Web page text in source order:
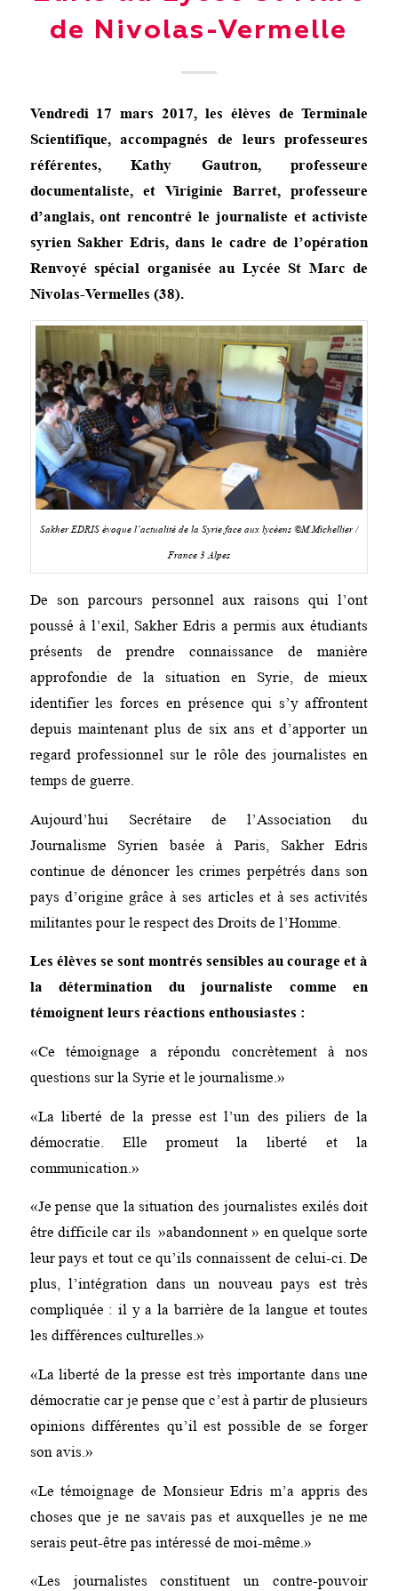
de Nivolas-Vermelle
Vendredi 17 mars 2017, les élèves de Terminale
Scientifique, accompagnés de leurs professeures
référentes, Kathy Gautron, professeure
documentaliste, et Viriginie Barret, professeure
d’anglais, ont rencontré le journaliste et activiste
syrien Sakher Edris, dans le cadre de l’opération
Renvoyé spécial organisée au Lycée St Marc de
Nivolas-Vermelles (38).
Sakher EDRIS évoque l’actualité de la Syrie face aux lycéens ©M.Michellier /
France 3 Alpes
De son parcours personnel aux raisons qui l’ont
poussé à l’exil, Sakher Edris a permis aux étudiants
présents de prendre connaissance de manière
approfondie de la situation en Syrie, de mieux
identifier les forces en présence qui s’y affrontent
depuis maintenant plus de six ans et d’apporter un
regard professionnel sur le rôle des journalistes en
temps de guerre.
Aujourd’hui Secrétaire de l’Association du
Journalisme Syrien basée à Paris, Sakher Edris
continue de dénoncer les crimes perpétrés dans son
pays d’origine grâce à ses articles et à ses activités
militantes pour le respect des Droits de l’Homme.
Les élèves se sont montrés sensibles au courage et à
la détermination du journaliste comme en
témoignent leurs réactions enthousiastes :
«Ce témoignage a répondu concrètement à nos
questions sur la Syrie et le journalisme.»
«La liberté de la presse est l’un des piliers de la
démocratie. Elle promeut la liberté et la
communication.»
«Je pense que la situation des journalistes exilés doit
être difficile car ils »abandonnent » en quelque sorte
leur pays et tout ce qu’ils connaissent de celui-ci. De
plus, l’intégration dans un nouveau pays est très
compliquée : il y a la barrière de la langue et toutes
les différences culturelles.»
«La liberté de la presse est très importante dans une
démocratie car je pense que c’est à partir de plusieurs
opinions différentes qu’il est possible de se forger
son avis.»
«Le témoignage de Monsieur Edris m’a appris des
choses que je ne savais pas et auxquelles je ne me
serais peut-être pas intéressé de moi-même.»
«Les journalistes constituent un contre-pouvoir